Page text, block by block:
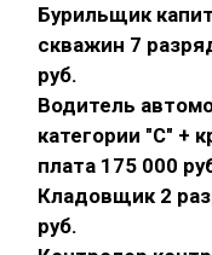
Бурильщик
скважин 7
руб.
Водитель
категории "С" +
плата 175 000
Кладовщик 2
руб.